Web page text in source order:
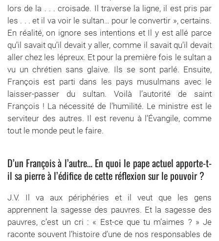
lors de la . . . croisade. Il traverse la ligne, il est pris par
les . . . et il va voir le sultan… pour le convertir », certains.
En réalité, on ignore ses intentions et Il y est allé parce
qu’il savait qu’il devait y aller, comme il savait qu’il devait
aller chez les lépreux. Et pour la première fois le sultan a
vu un chrétien sans glaive. Ils se sont parlé. Ensuite,
François est parti dans les pays musulmans avec le
laisser-passer du sultan. Voilà l’autorité de saint
François ! La nécessité de l’humilité. Le ministre est le
serviteur des autres. Il est revenu à l’Évangile, comme
tout le monde peut le faire.
D’un François à l’autre… En quoi le pape actuel apporte-t-
il sa pierre à l’édifice de cette réflexion sur le pouvoir ?
J.V. Il va aux périphéries et il veut que les gens
apprennent la sagesse des pauvres. Et la sagesse des
pauvres, c’est un cri : « Est-ce que tu m’aimes ? » Je
raconte souvent l’histoire d’une de nos responsables de